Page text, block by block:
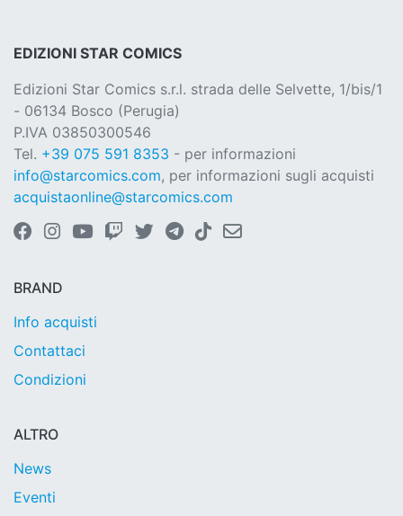
EDIZIONI STAR COMICS
Edizioni Star Comics s.r.l. strada delle Selvette, 1/bis/1
- 06134 Bosco (Perugia)
P.IVA 03850300546
Tel. +39 075 591 8353 - per informazioni
info@starcomics.com, per informazioni sugli acquisti
acquistaonline@starcomics.com
BRAND
Info acquisti
Contattaci
Condizioni
ALTRO
News
Eventi